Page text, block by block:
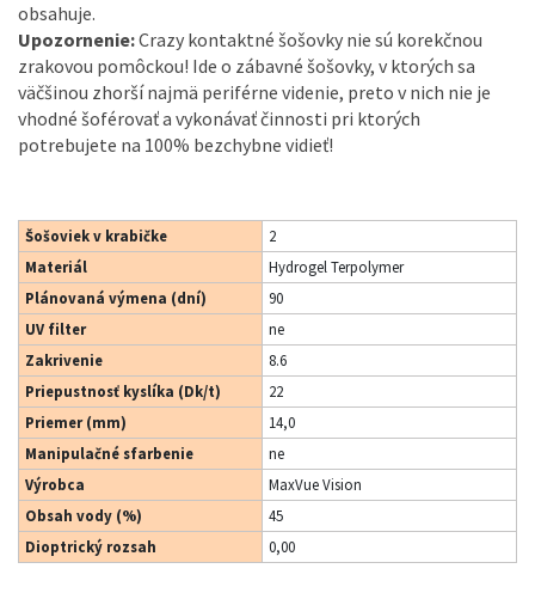
obsahuje.
Upozornenie:Crazy kontaktné šošovky nie sú korekčnou
zrakovou pomôckou! Ide o zábavné šošovky, v ktorých sa
väčšinou zhorší najmä periférne videnie, preto v nich nie je
vhodné šoférovať a vykonávať činnosti pri ktorých
potrebujete na 100% bezchybne vidieť!
Šošoviek v krabičke
2
Materiál
Hydrogel Terpolymer
Plánovaná výmena (dní)
90
UV filter
ne
Zakrivenie
8.6
Priepustnosť kyslíka (Dk/t)
22
Priemer (mm)
14,0
Manipulačné sfarbenie
ne
Výrobca
MaxVue Vision
Obsah vody (%)
45
Dioptrický rozsah
0,00